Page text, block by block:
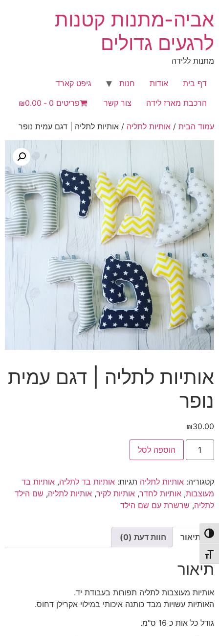
הפעל/כבה ניגודיות גבוהה
מתג גודל גופן
לתוכן
אביה-מתנות קטנות
לרגעים גדולים
מתנות ללידה
דף בית אודות חנות
גיפט קארד
הרכבת מארז לידה
צור קשר פריטים 0 ₪0.00
עמוד הבית / אותיות לתליה / אותיות לתליה | דגם עמית נופר
אותיות לתליה | דגם עמית
נופר
₪30.00
כמות
אותיות
דגם
עמית
נופר
הוספה לסל
קטגוריה: אותיות לתליה תגיות: אותיות בד לתליה, אותיות בד
מעוצבות, אותיות לחדר, אותיות לקיר, אותיות לתליה, שם הילד
לתליה, שרשרת עם שם הילד
תיאור חוות דעת (0)
תיאור
אותיות מעוצבות לתליה תפורות בעבודת יד.
האותיות עשויות מבד כותנה איכותי במילוי אקרילן דחוס.
גודל כל אות כ 16 ס"מ.